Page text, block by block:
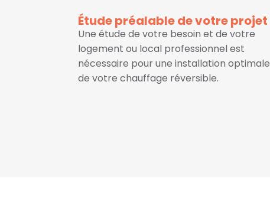
Étude préalable de votre projet
Une étude de votre besoin et de votre
logement ou local professionnel est
nécessaire pour une installation optimale
de votre chauffage réversible.